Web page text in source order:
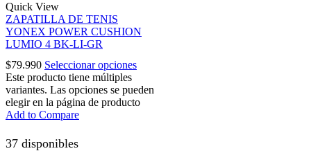
Quick View
ZAPATILLA DE TENIS
YONEX POWER CUSHION
LUMIO 4 BK-LI-GR
$79.990 Seleccionar opciones
Este producto tiene múltiples
variantes. Las opciones se pueden
elegir en la página de producto
Add to Compare
37 disponibles